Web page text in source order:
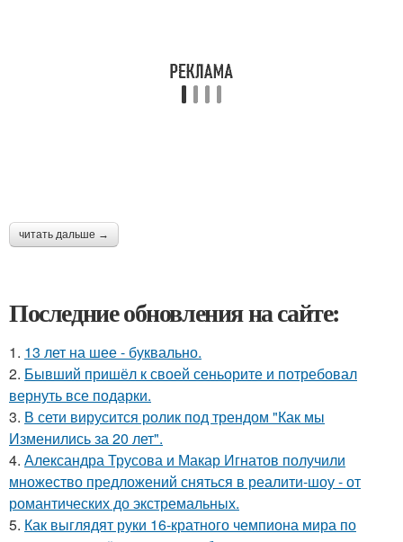
читать дальше →
Последние обновления на сайте:
1. 13 лет на шее - буквально.
2. Бывший пришёл к своей сеньорите и потребовал
вернуть все подарки.
3. В сети вирусится ролик под трендом "Как мы
Изменились за 20 лет".
4. Александра Трусова и Макар Игнатов получили
множество предложений сняться в реалити-шоу - от
романтических до экстремальных.
5. Как выглядят руки 16-кратного чемпиона мира по